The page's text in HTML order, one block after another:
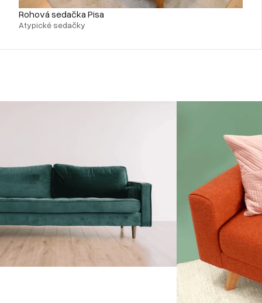
Rohová sedačka Pisa
Atypické sedačky